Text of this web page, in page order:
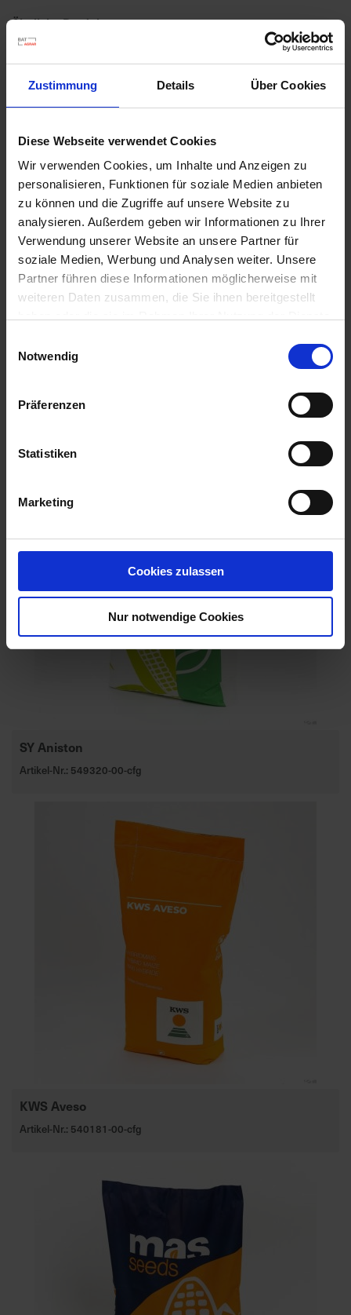
Zustimmung Details Über Cookies
Diese Webseite verwendet Cookies
Wir verwenden Cookies, um Inhalte und Anzeigen zu
personalisieren, Funktionen für soziale Medien anbieten
zu können und die Zugriffe auf unsere Website zu
analysieren. Außerdem geben wir Informationen zu Ihrer
Verwendung unserer Website an unsere Partner für
soziale Medien, Werbung und Analysen weiter. Unsere
Partner führen diese Informationen möglicherweise mit
weiteren Daten zusammen, die Sie ihnen bereitgestellt
Notwendig
Präferenzen
Statistiken
Marketing
Cookies zulassen
Nur notwendige Cookies
Ähnliche Produkte
Artikel-Nr.: 543560-51-cfg
SY Aniston
Artikel-Nr.: 549320-00-cfg
KWS Aveso
Artikel-Nr.: 540181-00-cfg